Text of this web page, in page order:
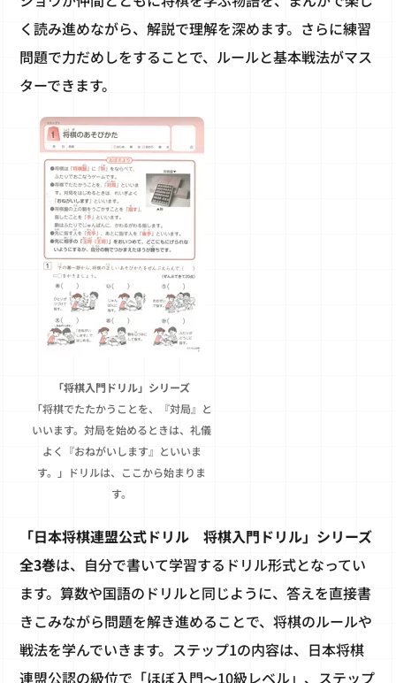
く読み進めながら、解説で理解を深めます。さらに練習
問題で力だめしをすることで、ルールと基本戦法がマス
ターできます。
「将棋入門ドリル」シリーズ
「将棋でたたかうことを、『対局』と
いいます。対局を始めるときは、礼儀
よく『おねがいします』といいま
す。」ドリルは、ここから始まりま
す。
「日本将棋連盟公式ドリル 将棋入門ドリル」シリーズ
全3巻は、自分で書いて学習するドリル形式となってい
ます。算数や国語のドリルと同じように、答えを直接書
きこみながら問題を解き進めることで、将棋のルールや
戦法を学んでいきます。ステップ1の内容は、日本将棋
連盟公認の級位で「ほぼ入門～10級レベル」、ステップ